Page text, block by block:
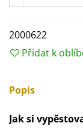
2000622
Přidat k
Popis
Jak si